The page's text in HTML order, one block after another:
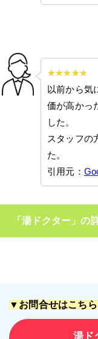
以前から気
価が高かっ
した。
スタッフの
た。
引用元：
「湯ドクター」の
▼お問合せはこち
湯ド